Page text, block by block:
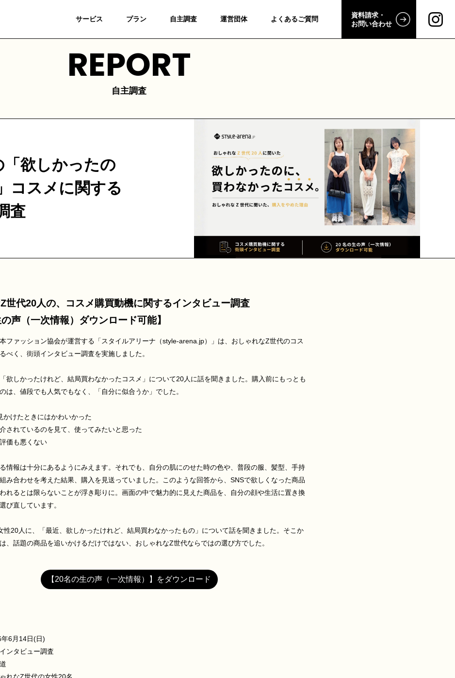
サービス プラン 自主調査 運営団体 よくあるご質問
資料請求・
お問い合わせ
REPORT
自主調査
欲しかったの
コスメに関する
査
世代20人の、コスメ購買動機に関するインタビュー調査
の声（一次情報）ダウンロード可能】
ファッション協会が運営する「スタイルアリーナ（style-arena.jp）」は、おしゃれなZ世代のコス
べく、街頭インタビュー調査を実施しました。
欲しかったけれど、結局買わなかったコスメ」について20人に話を聞きました。購入前にもっとも
は、値段でも人気でもなく、「自分に似合うか」でした。
かけたときにはかわいかった
されているのを見て、使ってみたいと思った
価も悪くない
情報は十分にあるようにみえます。それでも、自分の肌にのせた時の色や、普段の服、髪型、手持
み合わせを考えた結果、購入を見送っていました。このような回答から、SNSで欲しくなった商品
れるとは限らないことが浮き彫りに。画面の中で魅力的に見えた商品を、自分の顔や生活に置き換
び直しています。
性20人に、「最近、欲しかったけれど、結局買わなかったもの」について話を聞きました。そこか
、話題の商品を追いかけるだけではない、おしゃれなZ世代ならではの選び方でした。
【20名の生の声（一次情報）】をダウンロード
6月14日(日)
ンタビュー調査